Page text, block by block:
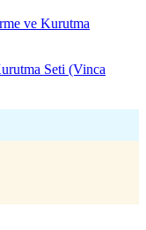
Seti (Vinca